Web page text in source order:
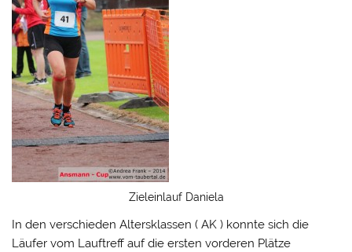
Zieleinlauf Daniela
In den verschieden Altersklassen ( AK ) konnte sich die
Läufer vom Lauftreff auf die ersten vorderen Plätze